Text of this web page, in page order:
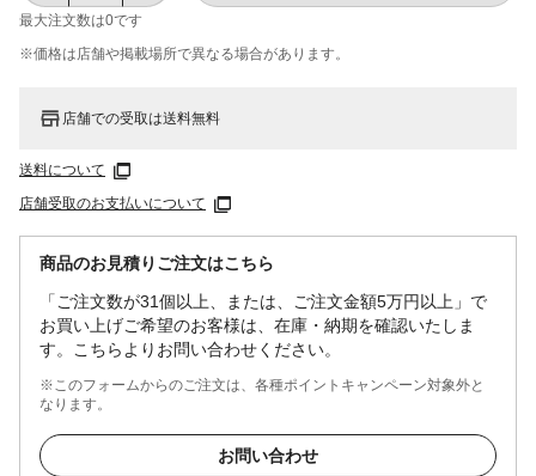
最大注文数は0です
※価格は​店舗や​掲載場所で​異なる​場合が​あります。
店舗での受取は送料無料
送料について
店舗受取のお支払いについて
商品のお見積りご注文はこちら
「ご注文数が31個以上、または、ご注文金額5万円以上」で
お買い上げご希望のお客様は、在庫・納期を確認いたしま
す。こちらよりお問い合わせください。
※このフォームからのご注文は、各種ポイントキャンペーン対象外と
なります。
お問い合わせ